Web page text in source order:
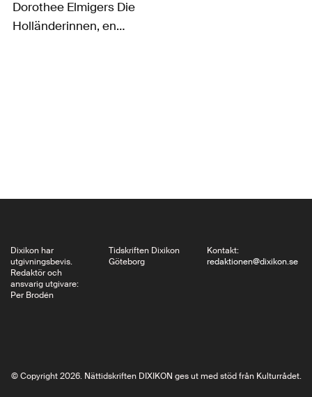
Dorothee Elmigers Die
Holländerinnen, en
spåren…
Dixikon har
utgivningsbevis.
Redaktör och
ansvarig utgivare:
Per Brodén
Tidskriften Dixikon
Göteborg
Kontakt:
redaktionen@dixikon.se
© Copyright 2026. Nättidskriften DIXIKON ges ut med stöd från Kulturrådet.